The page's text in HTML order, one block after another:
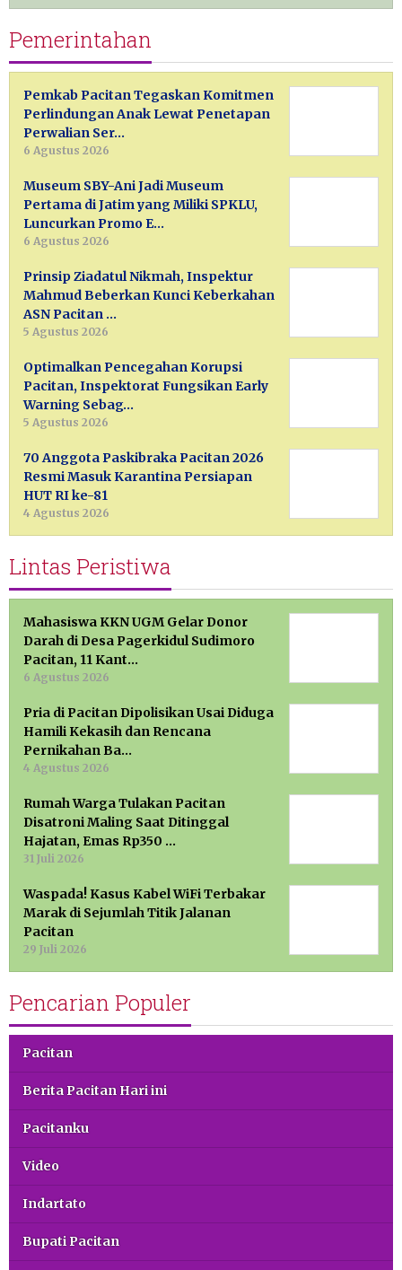
Pemerintahan
Pemkab Pacitan Tegaskan Komitmen
Perlindungan Anak Lewat Penetapan
Perwalian Ser…
6 Agustus 2026
Museum SBY-Ani Jadi Museum
Pertama di Jatim yang Miliki SPKLU,
Luncurkan Promo E…
6 Agustus 2026
Prinsip Ziadatul Nikmah, Inspektur
Mahmud Beberkan Kunci Keberkahan
ASN Pacitan …
5 Agustus 2026
Optimalkan Pencegahan Korupsi
Pacitan, Inspektorat Fungsikan Early
Warning Sebag…
5 Agustus 2026
70 Anggota Paskibraka Pacitan 2026
Resmi Masuk Karantina Persiapan
HUT RI ke-81
4 Agustus 2026
Lintas Peristiwa
Mahasiswa KKN UGM Gelar Donor
Darah di Desa Pagerkidul Sudimoro
Pacitan, 11 Kant…
6 Agustus 2026
Pria di Pacitan Dipolisikan Usai Diduga
Hamili Kekasih dan Rencana
Pernikahan Ba…
4 Agustus 2026
Rumah Warga Tulakan Pacitan
Disatroni Maling Saat Ditinggal
Hajatan, Emas Rp350 …
31 Juli 2026
Waspada! Kasus Kabel WiFi Terbakar
Marak di Sejumlah Titik Jalanan
Pacitan
29 Juli 2026
Pencarian Populer
Pacitan
Berita Pacitan Hari ini
Pacitanku
Video
Indartato
Bupati Pacitan